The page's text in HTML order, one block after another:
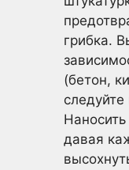
грибка.
(бетон,
давая